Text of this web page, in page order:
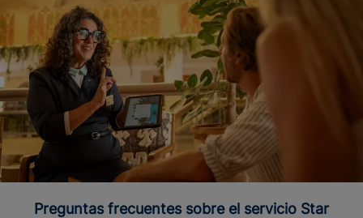
Preguntas frecuentes sobre el servicio Star